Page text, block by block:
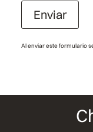
Enviar
Al enviar este formulario